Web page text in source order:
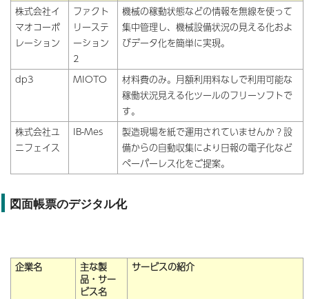
株式会社イ
マオコーポ
レーション
ファクト
リーステ
ーション
2
機械の稼動状態などの情報を無線を使って
集中管理し、機械設備状況の見える化およ
びデータ化を簡単に実現。
dp3 MIOTO
材料費のみ。月額利用料なしで利用可能な
稼働状況見える化ツールのフリーソフトで
す。
株式会社ユ
ニフェイス
IB-Mes
製造現場を紙で運用されていませんか？設
備からの自動収集により日報の電子化など
ペーパーレス化をご提案。
図面帳票のデジタル化
企業名
主な製
品・サー
ビス名
サービスの紹介